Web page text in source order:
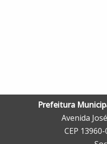
Prefeitura
Avenida
CEP